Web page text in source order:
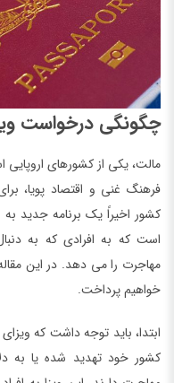
چگونگی درخواست
مالت، یکی از کشورهای
فرهنگ غنی و اقتصاد پویا،
کشور اخیراً یک برنامه جدید به
است که به افرادی که به
مهاجرت را می دهد. در این
خواهیم پرداخت.
ابتدا، باید توجه داشت که
کشور خود تهدید شده یا به